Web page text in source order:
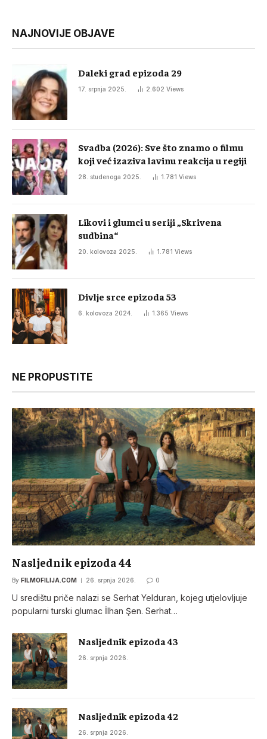
NAJNOVIJE OBJAVE
Daleki grad epizoda 29
17. srpnja 2025. 2.602 Views
Svadba (2026): Sve što znamo o filmu
koji već izaziva lavinu reakcija u regiji
28. studenoga 2025. 1.781 Views
Likovi i glumci u seriji „Skrivena
sudbina“
20. kolovoza 2025. 1.781 Views
Divlje srce epizoda 53
6. kolovoza 2024. 1.365 Views
NE PROPUSTITE
Nasljednik epizoda 44
By FILMOFILIJA.COM 26. srpnja 2026. 0
U središtu priče nalazi se Serhat Yelduran, kojeg utjelovljuje
popularni turski glumac İlhan Şen. Serhat…
Nasljednik epizoda 43
26. srpnja 2026.
Nasljednik epizoda 42
26. srpnja 2026.